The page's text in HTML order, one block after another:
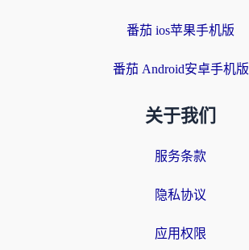
番茄 ios苹果手机版
番茄 Android安卓手机版
关于我们
服务条款
隐私协议
应用权限